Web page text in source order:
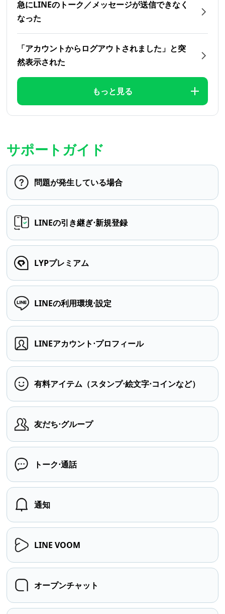
急にLINEのトーク／メッセージが送信できなく
なった
「アカウントからログアウトされました」と突
然表示された
もっと見る
サポートガイド
問題が発生している場合
LINEの引き継ぎ⋅新規登録
LYPプレミアム
LINEの利用環境⋅設定
LINEアカウント⋅プロフィール
有料アイテム（スタンプ⋅絵文字⋅コインなど）
友だち⋅グループ
トーク⋅通話
通知
LINE VOOM
オープンチャット